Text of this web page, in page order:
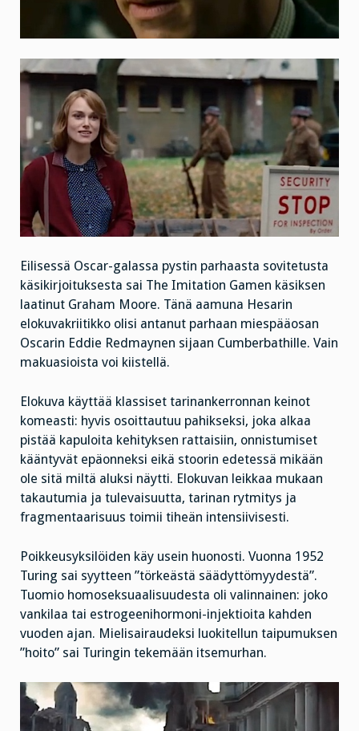
Eilisessä Oscar-galassa pystin parhaasta sovitetusta
käsikirjoituksesta sai The Imitation Gamen käsiksen
laatinut Graham Moore. Tänä aamuna Hesarin
elokuvakriitikko olisi antanut parhaan miespääosan
Oscarin Eddie Redmaynen sijaan Cumberbathille. Vain
makuasioista voi kiistellä.
Elokuva käyttää klassiset tarinankerronnan keinot
komeasti: hyvis osoittautuu pahikseksi, joka alkaa
pistää kapuloita kehityksen rattaisiin, onnistumiset
kääntyvät epäonneksi eikä stoorin edetessä mikään
ole sitä miltä aluksi näytti. Elokuvan leikkaa mukaan
takautumia ja tulevaisuutta, tarinan rytmitys ja
fragmentaarisuus toimii tiheän intensiivisesti.
Poikkeusyksilöiden käy usein huonosti. Vuonna 1952
Turing sai syytteen ”törkeästä säädyttömyydestä”.
Tuomio homoseksuaalisuudesta oli valinnainen: joko
vankilaa tai estrogeenihormoni-injektioita kahden
vuoden ajan. Mielisairaudeksi luokitellun taipumuksen
”hoito” sai Turingin tekemään itsemurhan.